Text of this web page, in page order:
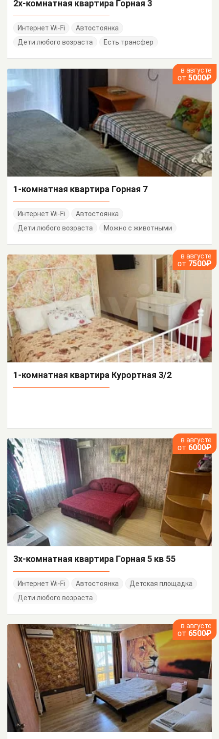
2х-комнатная квартира Горная 3
Интернет Wi-Fi
Автостоянка
Дети любого возраста
Есть трансфер
в августе
от 5000₽
1-комнатная квартира Горная 7
Интернет Wi-Fi
Автостоянка
Дети любого возраста
Можно с животными
в августе
от 7500₽
1-комнатная квартира Курортная 3/2
в августе
от 6000₽
3х-комнатная квартира Горная 5 кв 55
Интернет Wi-Fi Автостоянка
Детская площадка
Дети любого возраста
в августе
от 6500₽